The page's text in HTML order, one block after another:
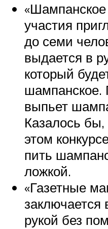
участия
до семи
выдается в
который
шампанское.
выпьет
Казалось бы,
этом
пить
ложкой.
«Газетные
заключается
рукой без